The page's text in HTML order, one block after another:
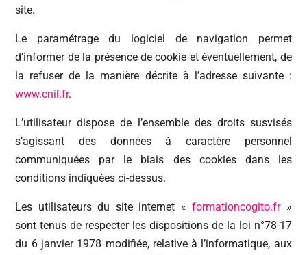
site.
Le paramétrage du logiciel de navigation permet
d’informer de la présence de cookie et éventuellement, de
la refuser de la manière décrite à l’adresse suivante :
www.cnil.fr.
L’utilisateur dispose de l’ensemble des droits susvisés
s’agissant des données à caractère personnel
communiquées par le biais des cookies dans les
conditions indiquées ci-dessus.
Les utilisateurs du site internet «formationcogito.fr»
sont tenus de respecter les dispositions de la loi n°78-17
du 6 janvier 1978 modifiée, relative à l’informatique, aux